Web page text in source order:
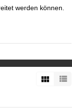
werden können.